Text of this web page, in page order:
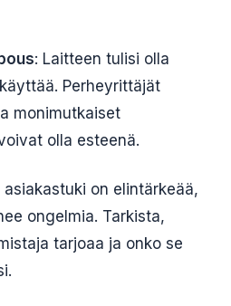
: Laitteen tulisi olla
Perheyrittäjät
monimutkaiset
olla esteenä.
asiakastuki on elintärkeää,
ongelmia. Tarkista,
tarjoaa ja onko se